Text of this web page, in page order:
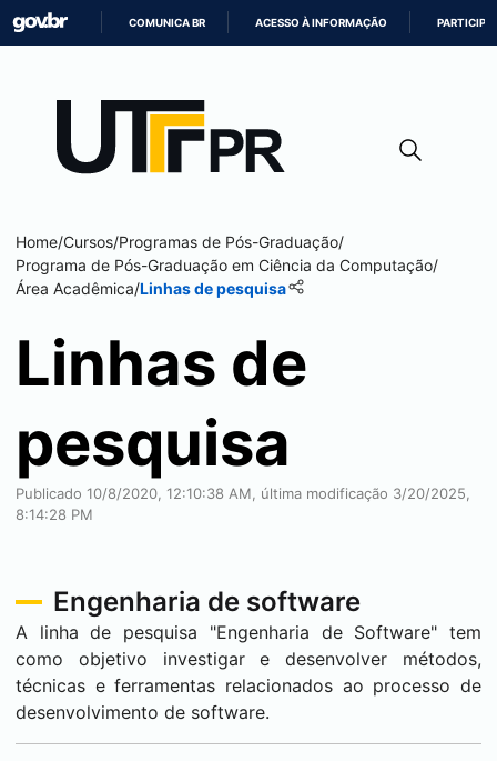
CONTEÚDO
COMUNICA BR ACESSO À INFORMAÇÃO PARTICIPE
Home/Cursos/Programas de Pós-Graduação/
Programa de Pós-Graduação em Ciência da Computação/
Área Acadêmica/Linhas de pesquisa
Linhas de
pesquisa
Publicado 10/8/2020, 12:10:38 AM, última modificação 3/20/2025,
8:14:28 PM
Engenharia de software
A linha de pesquisa "Engenharia de Software" tem
como objetivo investigar e desenvolver métodos,
técnicas e ferramentas relacionados ao processo de
desenvolvimento de software.